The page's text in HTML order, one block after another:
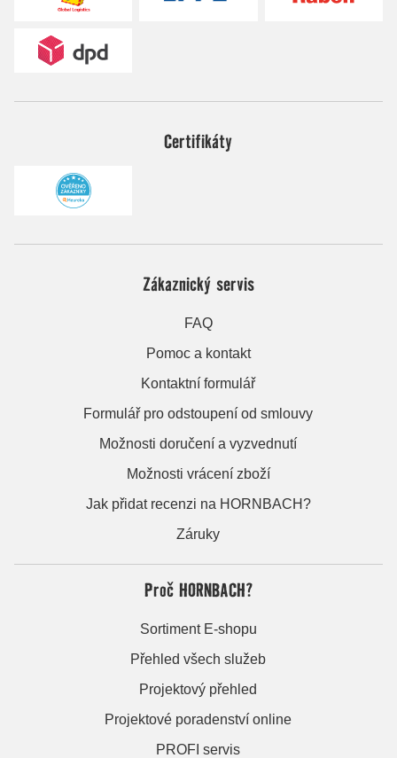
Certifikáty
Zákaznický servis
FAQ
Pomoc a kontakt
Kontaktní formulář
Formulář pro odstoupení od smlouvy
Možnosti doručení a vyzvednutí
Možnosti vrácení zboží
Jak přidat recenzi na HORNBACH?
Záruky
Proč HORNBACH?
Sortiment E-shopu
Přehled všech služeb
Projektový přehled
Projektové poradenství online
PROFI servis